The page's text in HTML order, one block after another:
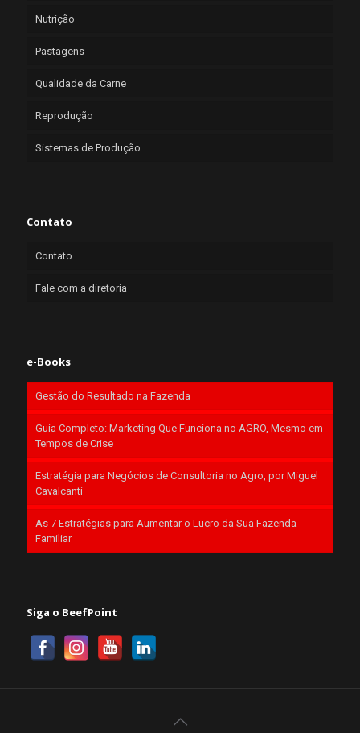
Nutrição
Pastagens
Qualidade da Carne
Reprodução
Sistemas de Produção
Contato
Contato
Fale com a diretoria
e-Books
Gestão do Resultado na Fazenda
Guia Completo: Marketing Que Funciona no AGRO, Mesmo em
Tempos de Crise
Estratégia para Negócios de Consultoria no Agro, por Miguel
Cavalcanti
As 7 Estratégias para Aumentar o Lucro da Sua Fazenda
Familiar
Siga o BeefPoint